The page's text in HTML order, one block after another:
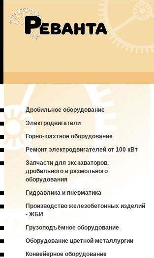
Дробильное оборудование
Электродвигатели
Горно-шахтное оборудование
Ремонт электродвигателей от 100 кВт
Запчасти для экскаваторов,
дробильного и размольного
оборудования
Гидравлика и пневматика
Производство железобетонных изделий
- ЖБИ
Грузоподъёмное оборудование
Оборудование цветной металлургии
Конвейерное оборудование